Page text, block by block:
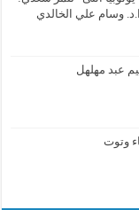
وسام علي الخالدي
عبد مهلهل
وتوت